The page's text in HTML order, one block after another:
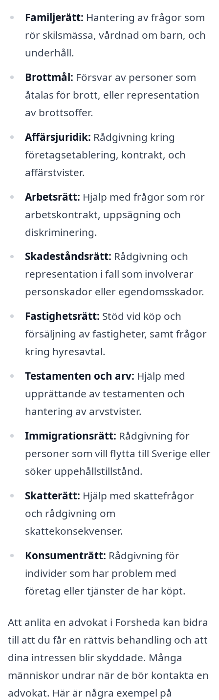
Familjerätt: Hantering av frågor som
rör skilsmässa, vårdnad om barn, och
underhåll.
Brottmål: Försvar av personer som
åtalas för brott, eller representation
av brottsoffer.
Affärsjuridik: Rådgivning kring
företagsetablering, kontrakt, och
affärstvister.
Arbetsrätt: Hjälp med frågor som rör
arbetskontrakt, uppsägning och
diskriminering.
Skadeståndsrätt: Rådgivning och
representation i fall som involverar
personskador eller egendomsskador.
Fastighetsrätt: Stöd vid köp och
försäljning av fastigheter, samt frågor
kring hyresavtal.
Testamenten och arv: Hjälp med
upprättande av testamenten och
hantering av arvstvister.
Immigrationsrätt: Rådgivning för
personer som vill flytta till Sverige eller
söker uppehållstillstånd.
Skatterätt: Hjälp med skattefrågor
och rådgivning om
skattekonsekvenser.
Konsumenträtt: Rådgivning för
individer som har problem med
företag eller tjänster de har köpt.
Att anlita en advokat i Forsheda kan bidra
till att du får en rättvis behandling och att
dina intressen blir skyddade. Många
människor undrar när de bör kontakta en
advokat. Här är några exempel på